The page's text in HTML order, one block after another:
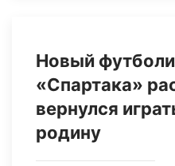
Новый
«Спартака»
вернулся
родину